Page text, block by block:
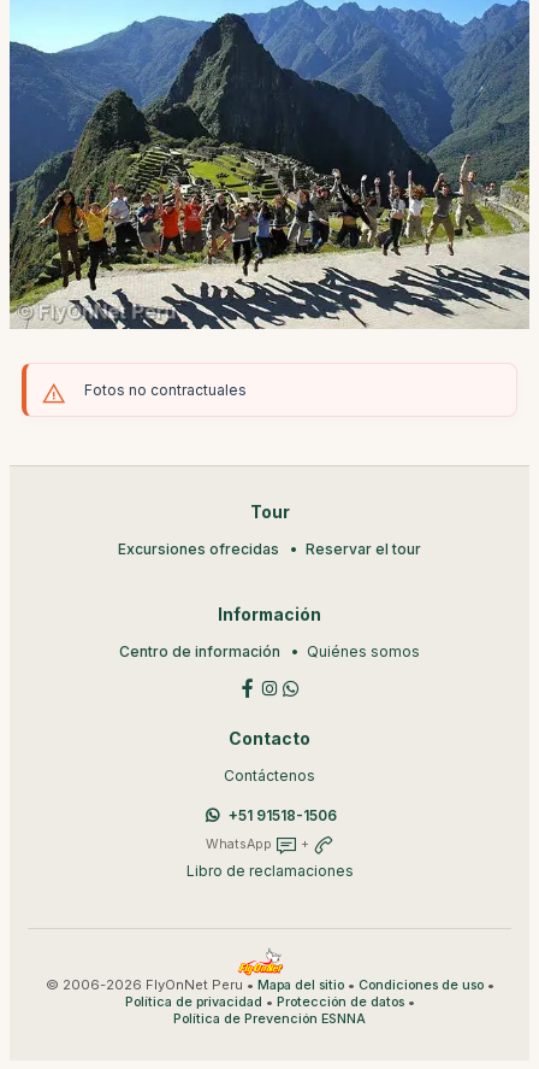
Fotos no contractuales
Tour
Excursiones ofrecidas Reservar el tour
Información
Centro de información Quiénes somos
Contacto
Contáctenos
+51 91518-1506
WhatsApp +
Libro de reclamaciones
© 2006-2026 FlyOnNet Peru • Mapa del sitio• Condiciones de uso•
Política de privacidad • Protección de datos•
Política de Prevención ESNNA